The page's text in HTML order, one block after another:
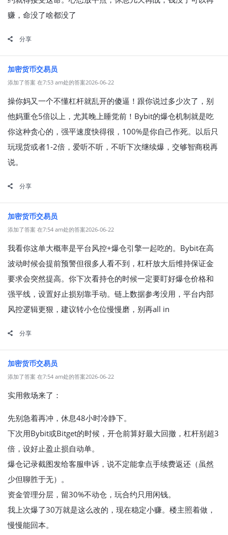
赚，命没了啥都没了
分享
加密货币交易员
添加了答案 在7:53 am处的答案2026-06-22
操你妈又一个不懂杠杆就乱开的傻逼！跟你说过多少次了，别
他妈重仓5倍以上，尤其晚上睡觉前！Bybit的爆仓机制就是吃
你这种贪心的，强平速度快得很，100%是你自己作死。以后只
玩现货或者1-2倍，爱听不听，不听下次继续爆，交够智商税再
说。
分享
加密货币交易员
添加了答案 在7:54 am处的答案2026-06-22
我看你这单大概率是平台风控+爆仓引擎一起吃的。Bybit在高
波动时候会提前预警但很多人看不到，杠杆放大后维持保证金
要求会突然提高。你下次看持仓的时候一定要盯好爆仓价格和
强平线，设置好止损别靠手动。链上数据参考没用，平台内部
风控逻辑更狠，建议转小仓位慢慢磨，别再all in
分享
加密货币交易员
添加了答案 在7:54 am处的答案2026-06-22
实用救场来了：
先别急着再冲，休息48小时冷静下。
下次用Bybit或Bitget的时候，开仓前算好最大回撤，杠杆别超3
倍，设好止盈止损自动单。
爆仓记录截图发给客服申诉，说不定能拿点手续费返还（虽然
少但聊胜于无）。
资金管理分层，留30%不动仓，玩合约只用闲钱。
我上次爆了30万就是这么改的，现在稳定小赚。楼主照着做，
慢慢能回本。